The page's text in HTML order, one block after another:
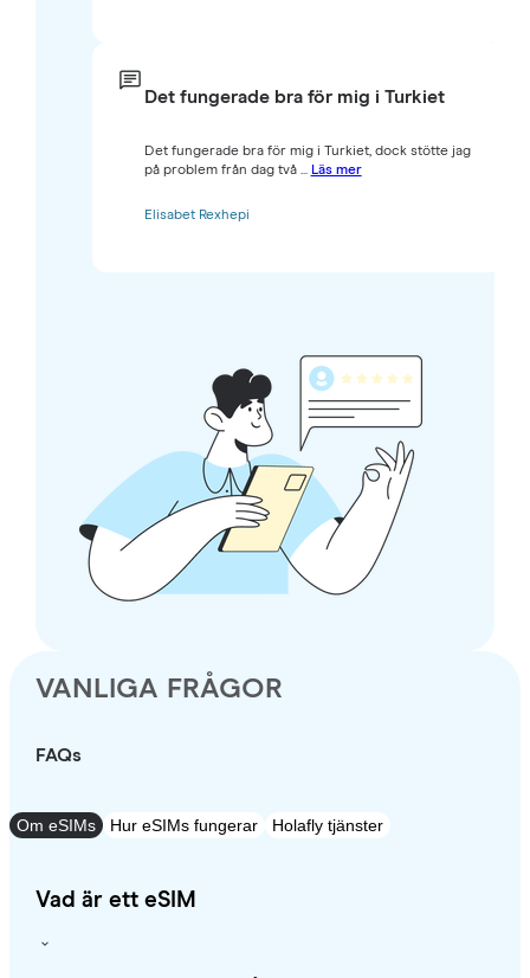
Det fungerade bra för mig i Turkiet
Det fungerade bra för mig i Turkiet, dock stötte jag
på problem från dag två ... Läs mer
Elisabet Rexhepi
VANLIGA FRÅGOR
FAQs
Om eSIMs Hur eSIMs fungerar Holafly tjänster
Vad är ett eSIM